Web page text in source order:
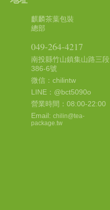
麒麟茶葉包裝
總部
049-264-4217
南投縣竹山鎮集山路三段
386-6號
微信：chilintw
LINE：@bct5090o
營業時間：08:00-22:00
Email: chilin@tea-
package.tw